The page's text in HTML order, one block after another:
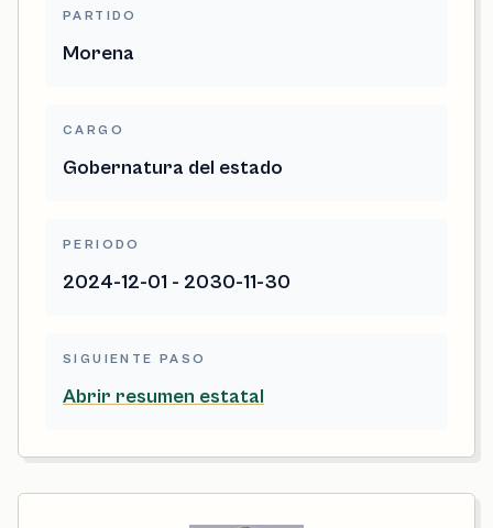
PARTIDO
Morena
CARGO
Gobernatura del estado
PERIODO
2024-12-01 - 2030-11-30
SIGUIENTE PASO
Abrir resumen estatal